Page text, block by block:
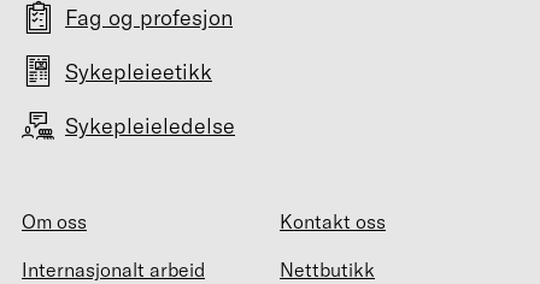
Fag og profesjon
Sykepleieetikk
Sykepleieledelse
Om oss
Kontakt oss
Internasjonalt arbeid
Nettbutikk